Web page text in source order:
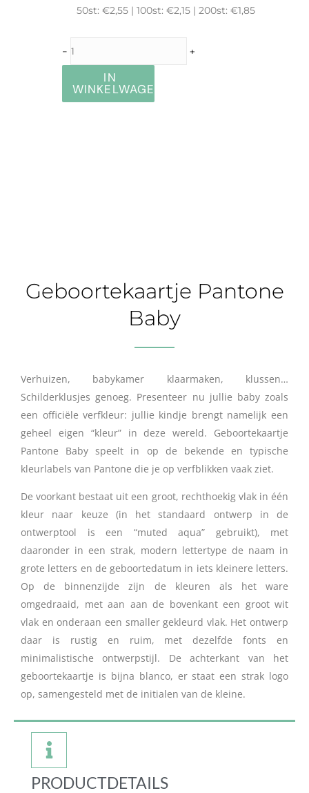
50st: €2,55 | 100st: €2,15 | 200st: €1,85​
- +
IN
WINKELWAGEN
Geboortekaartje Pantone
Baby
Verhuizen, babykamer klaarmaken, klussen…
Schilderklusjes genoeg. Presenteer nu jullie baby zoals
een officiële verfkleur: jullie kindje brengt namelijk een
geheel eigen “kleur” in deze wereld. Geboortekaartje
Pantone Baby speelt in op de bekende en typische
kleurlabels van Pantone die je op verfblikken vaak ziet.
De voorkant bestaat uit een groot, rechthoekig vlak in één
kleur naar keuze (in het standaard ontwerp in de
ontwerptool is een “muted aqua” gebruikt), met
daaronder in een strak, modern lettertype de naam in
grote letters en de geboortedatum in iets kleinere letters.
Op de binnenzijde zijn de kleuren als het ware
omgedraaid, met aan aan de bovenkant een groot wit
vlak en onderaan een smaller gekleurd vlak. Het ontwerp
daar is rustig en ruim, met dezelfde fonts en
minimalistische ontwerpstijl. De achterkant van het
geboortekaartje is bijna blanco, er staat een strak logo
op, samengesteld met de initialen van de kleine.
PRODUCTDETAILS